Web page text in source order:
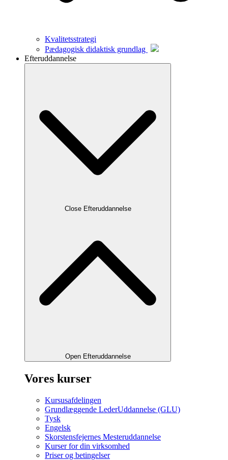
Kvalitetsstrategi
Pædagogisk didaktisk grundlag
Efteruddannelse
Close Efteruddannelse
Open Efteruddannelse
Vores kurser
Kursusafdelingen
Grundlæggende LederUddannelse (GLU)
Tysk
Engelsk
Skorstensfejernes Mesteruddannelse
Kurser for din virksomhed
Priser og betingelser